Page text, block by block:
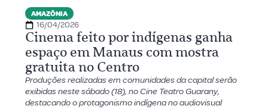
AMAZÔNIA
16/04/2026
Cinema feito por indígenas ganha
espaço em Manaus com mostra
gratuita no Centro
Produções realizadas em comunidades da capital serão
exibidas neste sábado (18), no Cine Teatro Guarany,
destacando o protagonismo indígena no audiovisual